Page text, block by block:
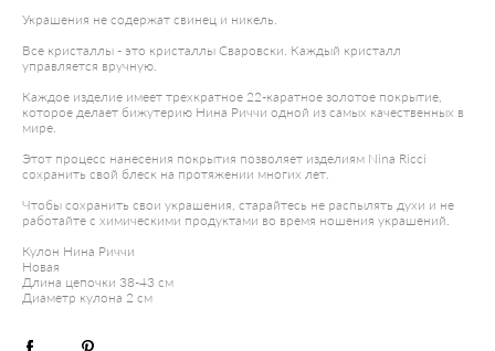
Украшения не содержат свинец и никель.
Все кристаллы - это кристаллы Сваровски. Каждый кристалл
управляется вручную.
Каждое изделие имеет трехкратное 22-каратное золотое покрытие,
которое делает бижутерию Нина Риччи одной из самых качественных в
мире.
Этот процесс нанесения покрытия позволяет изделиям Nina Ricci
сохранить свой блеск на протяжении многих лет.
Чтобы сохранить свои украшения, старайтесь не распылять духи и не
работайте с химическими продуктами во время ношения украшений.
Кулон Нина Риччи
Новая
Длина цепочки 38-43 см
Диаметр кулона 2 см